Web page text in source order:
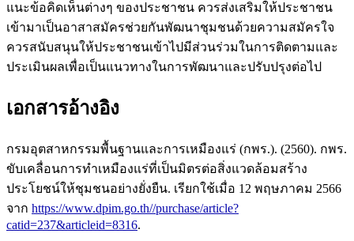
แนะข้อคิดเห็นต่างๆ ของประชาชน ควรส่งเสริมให้ประชาชน
เข้ามาเป็นอาสาสมัครช่วยกันพัฒนาชุมชนด้วยความสมัครใจ
ควรสนับสนุนให้ประชาชนเข้าไปมีส่วนร่วมในการติดตามและ
ประเมินผลเพื่อเป็นแนวทางในการพัฒนาและปรับปรุงต่อไป
เอกสารอ้างอิง
กรมอุตสาหกรรมพื้นฐานและการเหมืองแร่ (กพร.). (2560). กพร.
ขับเคลื่อนการทำเหมืองแร่ที่เป็นมิตรต่อสิ่งแวดล้อมสร้าง
ประโยชน์ให้ชุมชนอย่างยั่งยืน. เรียกใช้เมื่อ 12 พฤษภาคม 2566
จาก https://www.dpim.go.th//purchase/article?
catid=237&articleid=8316.